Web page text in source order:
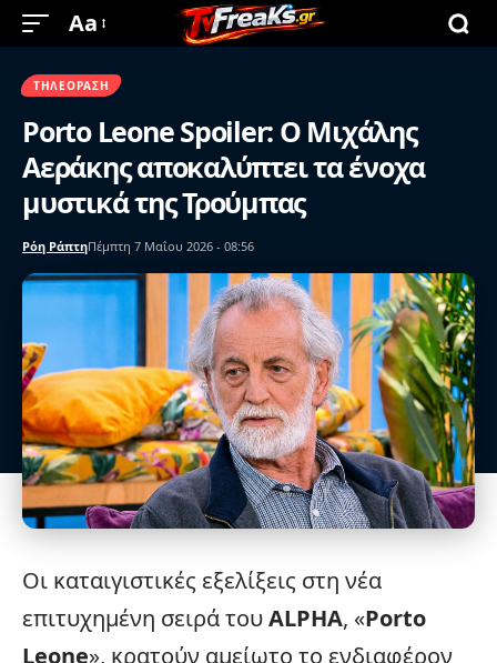
Aa
ΤΗΛΕΌΡΑΣΗ
Porto Leone Spoiler: Ο Μιχάλης
Αεράκης αποκαλύπτει τα ένοχα
μυστικά της Τρούμπας
Ρόη ΡάπτηΠέμπτη 7 Μαΐου 2026 - 08:56
Οι καταιγιστικές εξελίξεις στη νέα
επιτυχημένη σειρά τουALPHA, «Porto
Leone», κρατούν αμείωτο το ενδιαφέρον